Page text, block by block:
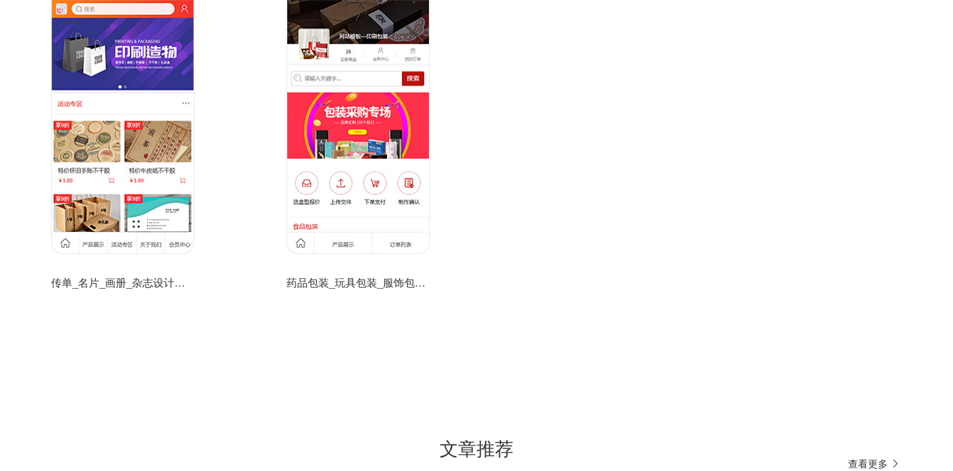
传单_名片_画册_杂志设计生产公司手机网站模板 药品包装_玩具包装_服饰包装定制公司网站模板
文章推荐
查看更多